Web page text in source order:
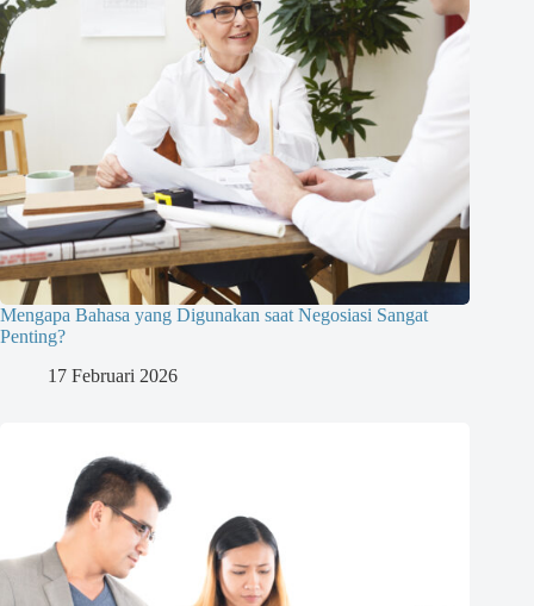
Mengapa Bahasa yang Digunakan saat Negosiasi Sangat
Penting?
17 Februari 2026